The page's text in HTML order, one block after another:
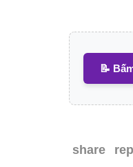
📝
share